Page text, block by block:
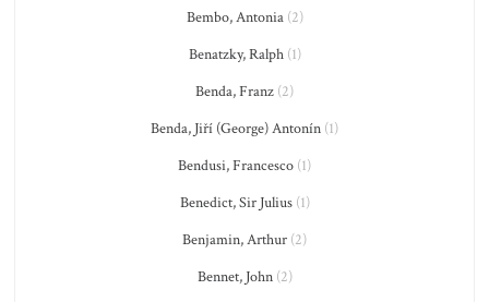
Bembo, Antonia(2)
Benatzky, Ralph(1)
Benda, Franz (2)
Benda, Jiří (George) Antonín (1)
Bendusi, Francesco (1)
Benedict, Sir Julius(1)
Benjamin, Arthur (2)
Bennet, John(2)